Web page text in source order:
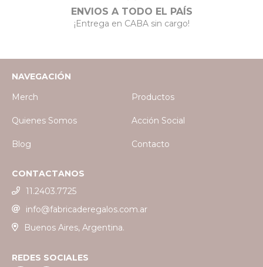
ENVIOS A TODO EL PAÍS
¡Entrega en CABA sin cargo!
NAVEGACIÓN
Merch
Productos
Quienes Somos Acción Social
Blog Contacto
CONTACTANOS
11.2403.7725
info@fabricaderegalos.com.ar
Buenos Aires, Argentina.
REDES SOCIALES